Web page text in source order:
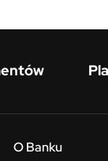
O Banku